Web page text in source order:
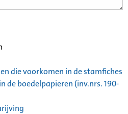
die voorkomen in de stamfiches
de boedelpapieren (inv.nrs. 190-